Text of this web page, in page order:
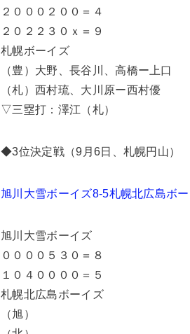
２０００２００＝４
２０２２３０ｘ＝９
札幌ボーイズ
（豊）大野、長谷川、高橋ー上口
（札）西村琉、大川原ー西村優
▽三塁打：澤江（札）
◆3位決定戦（9月6日、札幌円山）
旭川大雪ボーイズ8-5札幌北広島ボ
旭川大雪ボーイズ
００００５３０＝８
１０４００００＝５
札幌北広島ボーイズ
（旭）